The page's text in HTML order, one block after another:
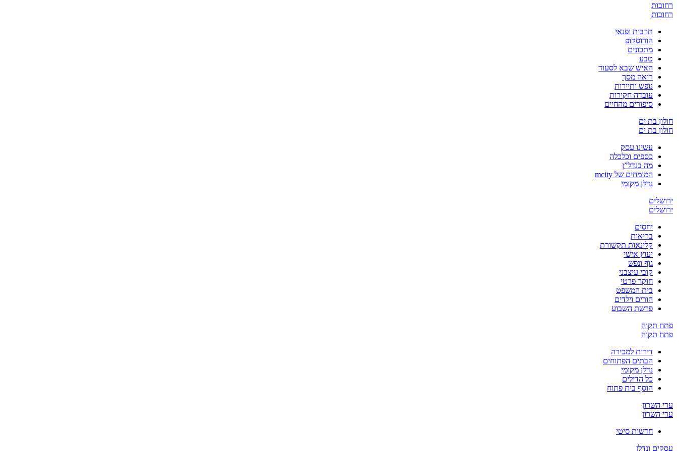
רחובות
רחובות
תרבות ופנאי
הורוסקופ
מתכונים
טבע
האיש שבא לסעוד
רואה מסך
נופש ותיירות
עובדה חקירות
סיפורים מהחיים
חולון בת ים
חולון בת ים
עשינו עסק
כספים וכלכלה
מה בנדל”ן
המומחים של mcity
נדלן מקומי
ירושלים
ירושלים
יחסים
בריאות
קלינאות תקשורת
יעוץ אישי
גוף ונפש
קובי עיצבני
חוקר פרטי
בית המשפט
הורים וילדים
פרשת השבוע
פתח תקוה
פתח תקוה
דירות למכירה
הבתים הפתוחים
נדלן מקומי
כל הדילים
הוסף בית פתוח
ערי השרון
ערי השרון
חדשות סיטי
עסקים ונדלן